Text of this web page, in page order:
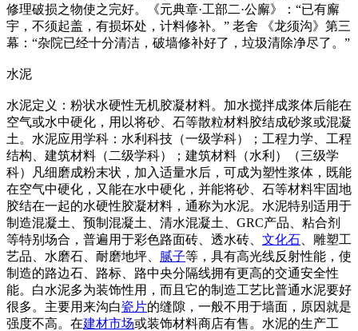
修理破损之物使之完好。《元典章·工部二·公廨》：“已有廨
宇，不须起盖，有损坏处，计料修补。” 老舍 《龙须沟》第三
幕：“杂院已经十分清洁，破墙修补好了，垃圾清除净尽了。”
水泥
水泥定义：粉状水硬性无机胶凝材料。加水搅拌成浆体后能在
空气或水中硬化，用以将砂、石等散粒材料胶结成砂浆或混凝
土。水泥应用学科：水利科技（一级学科）；工程力学、工程
结构、建筑材料（二级学科）；建筑材料（水利）（三级学
科）凡细磨成粉末状，加入适量水后，可成为塑性浆体，既能
在空气中硬化，又能在水中硬化，并能将砂、石等材料牢固地
胶结在一起的水硬性胶凝材料，通称为水泥。水泥特别适用于
制造混凝土、预制混凝土、清水混凝土、GRC产品、粘合剂
等特别场合，普遍用于彩色路面砖、透水砖、 文化石 、雕塑工
艺品、水磨石、耐磨地坪、 腻子等，具有高光线反射性能，使
制造的路边石、路标、路中央分隔线拥有更高的交通安全性
能。白水泥多为装饰性用，而且它的制造工艺比普通水泥要好
很多。主要用来沟白瓷片的缝隙，一般不用于墙面，原因就是
强度不高。在建材市场或装饰材料商店有售。水泥的生产工